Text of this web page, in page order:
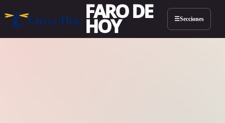
FARO DE
HOY ☰Secciones